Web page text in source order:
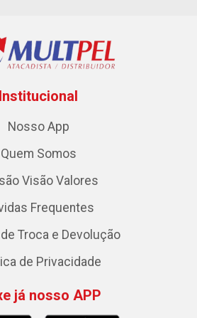
Institucional
Nosso App
Quem Somos
Visão Valores
Frequentes
Troca e Devolução
de Privacidade
já nosso APP